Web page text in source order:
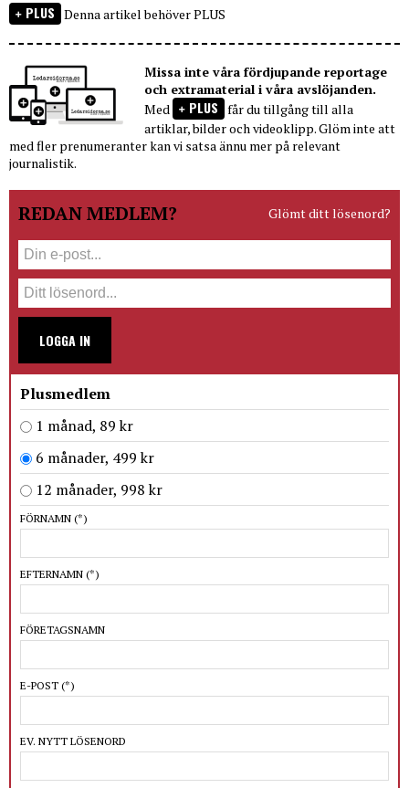
PLUS Denna artikel behöver PLUS
Missa inte våra fördjupande reportage
och extramaterial i våra avslöjanden.
Med
PLUS får du tillgång till alla
artiklar, bilder och videoklipp. Glöm inte att
med fler prenumeranter kan vi satsa ännu mer på relevant
journalistik.
REDAN MEDLEM? Glömt ditt lösenord?
LOGGA IN
Plusmedlem
1 månad, 89 kr
6 månader, 499 kr
12 månader, 998 kr
FÖRNAMN (*)
EFTERNAMN (*)
FÖRETAGSNAMN
E-POST (*)
EV. NYTT LÖSENORD